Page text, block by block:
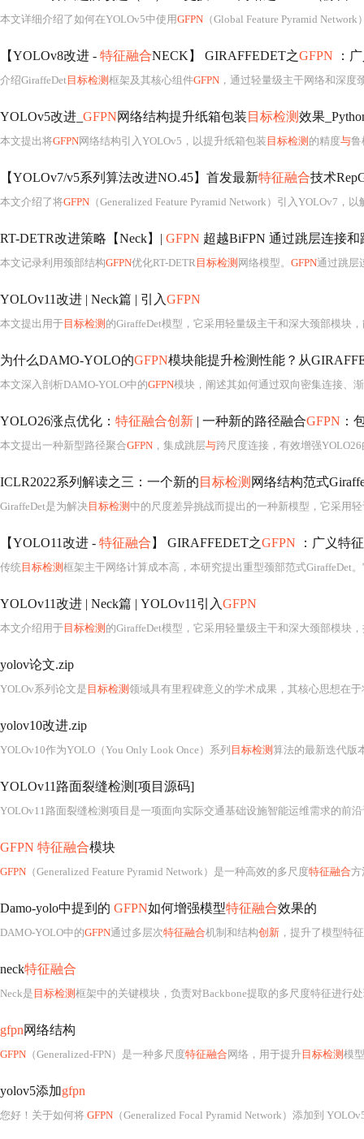
本文详细介绍了如何在YOLOv5中使用GFPN （Global Feature Pyramid
【YOLOv8改进 - 特征融合NECK】 GIRAFFEDET之GFPN ：广
介绍GiraffeDet目标检测 框架及其核心组件GFPN ，通过轻量级主干网络和深度颈部模
YOLOv5改进_ GFPN网络结构提升纸箱包装 目标检测效果
本文提出将GFPN网络结构引入YOLOv5，以提升纸箱包装 目标检测 的精度与鲁
【YOLOv7/v5系列算法改进NO.45】首发最新特征融合技术
本文介绍了将GFPN （Generalized Feature Pyramid Network）引入YOLOv7，以
RT-DETR改进策略【Neck】| GFPN 超越BiFPN 通过跳层连接和
本文记录利用颈部结构GFPN优化RT-DETR目标检测 网络模型。 GFPN通过跳层
YOLOv11改进 | Neck篇 | 引入GFPN
本文提出用于目标检测 的GiraffeDet模型，它采用轻量级主干和深大颈部模块，能在早期以相同优先级处理高低层信息，提高检测
为什么DAMO-YOLO的GFPN模块能提升检测性能？从
本文深入剖析DAMO-YOLO中的GFPN模块，阐述其如何通过双向密集连接、
YOLO26涨点优化： 特征融合创新 | 一种新的路径融合GFPN ：
本文提出一种新型路径聚合GFPN ，集成跳层与跨尺度连接，有效增强
ICLR2022系列解读之三：一个新的 目标检测 网络结构范式
GiraffeDet是为解决目标检测 中的尺度差异挑战而提出的一种新模型，它采用轻计算量的Space-to-Depth Chain backbone
【YOLO11改进 - 特征融合 】 GIRAFFEDET之GFPN ：广义特征
传统目标检测 框架主干网络计算成本高，本研究提出重型颈部范式GiraffeDet。它使用轻量级主干和深大颈部模块
YOLOv11改进 | Neck篇 | YOLOv11引入GFPN
本文介绍用于目标检测 的GiraffeDet模型，它采用轻量级主干和深大颈部模块
yolov论文.zip
YOLOv系列论文是 目标检测 领域具有里程碑意义的学术成果，其核心思想在于
yolov10改进.zip
YOLOv10作为YOLO（You Only Look Once）系列 目标检测 算法的最新迭代版本，虽
YOLOv11路面裂缝检测[项目源码]
GFPN 特征融合模块
GFPN （Generalized Feature Pyramid Network）是一种高效的多尺度特征融合方
Damo-yolo中提到的 GFPN如何增强模型特征融合效果的
DAMO-YOLO中的GFPN通过多层次特征融合机制和结构创新 ，提升了模型特
neck特征融合
Neck是 目标检测 框架中的关键模块，负责对Backbone提取的多尺度特征进行
gfpn网络结构
GFPN （Generalized-FPN）是一种多尺度特征融合网络，用于提升目标检测 模型处
yolov5添加gfpn
您好！关于如何将 GFPN （Generalized Focal Pyramid Network）添加到 YOLOv5 中，我可